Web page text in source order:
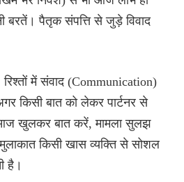
बरतें। पैतृक संपत्ति से जुड़े विवाद
रिश्तों में संवाद (Communication)
किसी बात को लेकर पार्टनर से
खुलकर बात करें, मामला सुलझ
किसी खास व्यक्ति से सोशल
है।